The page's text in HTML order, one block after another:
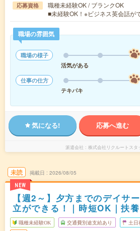
応募資格
職種未経験OK / ブランクOK
■未経験OK！※ビジネス英会話が
職場の雰囲気
職場の様子
活気がある
仕事の仕方
テキパキ
気になる! 応募へ進む
派遣会社 株式会社リクルートスタ
未読
NEW
掲載日 2026/08/05
【週2～】夕方までのデイサ
立ができる！｜時短OK｜扶
職種未経験OK 交通費別途支給あり 土日